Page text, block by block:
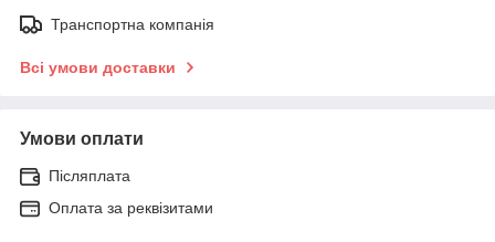
Транспортна компанія
Всі умови доставки
Умови оплати
Післяплата
Оплата за реквізитами